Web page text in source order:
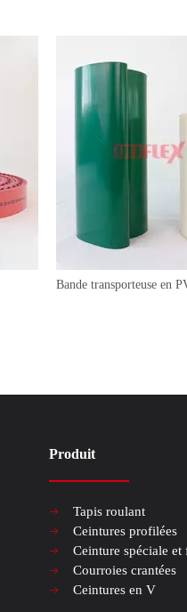
Bande transporteuse en
Produit
Tapis roulant
Ceintures profilées
Ceinture spéciale et
Courroies crantées
Ceintures en V